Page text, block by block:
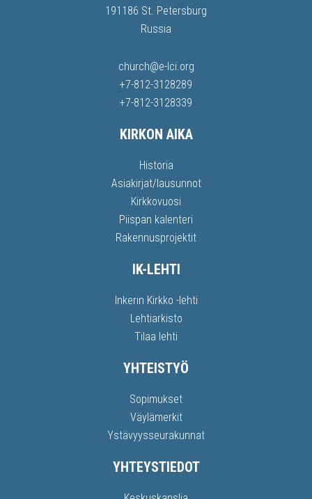
191186 St. Petersburg
Russia
church@e-lci.org
+7-812-3128289
+7-812-3128339
KIRKON AIKA
Historia
Asiakirjat/lausunnot
Kirkkovuosi
Piispan kalenteri
Rakennusprojektit
IK-LEHTI
Inkerin Kirkko -lehti
Lehtiarkisto
Tilaa lehti
YHTEISTYÖ
Sopimukset
Väylämerkit
Ystävyysseurakunnat
YHTEYSTIEDOT